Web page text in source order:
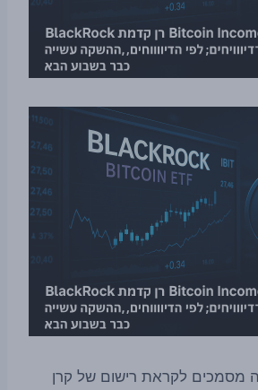
מסמכים לקראת רישום של קרן